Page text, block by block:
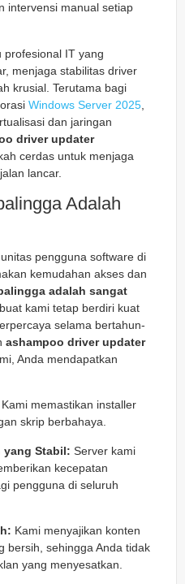
intervensi manual setiap
profesional IT yang
menjaga stabilitas driver
krusial. Terutama bagi
Windows Server 2025
dan jaringan
driver updater
cerdas untuk menjaga
lancar.
Adalah
pengguna software di
kemudahan akses dan
adalah sangat
kami tetap berdiri kuat
selama bertahun-
ashampoo driver updater
Anda mendapatkan
Kami memastikan installer
skrip berbahaya.
yang Stabil: Server kami
kecepatan
pengguna di seluruh
Kami menyajikan konten
bersih, sehingga Anda tidak
yang menyesatkan.